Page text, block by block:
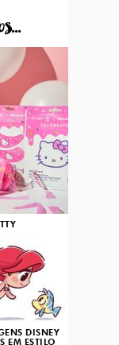
DISNEY
EM ESTILO